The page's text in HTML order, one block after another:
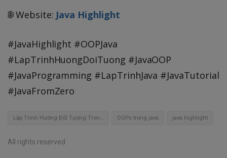
🌐 Website: Java Highlight
#JavaHighlight #OOPJava
#LapTrinhHuongDoiTuong #JavaOOP
#JavaProgramming #LapTrinhJava #JavaTutorial
#JavaFromZero
Lập Trình Hướng Đối Tượng Trong Java OOPs trong java java highlight
All rights reserved